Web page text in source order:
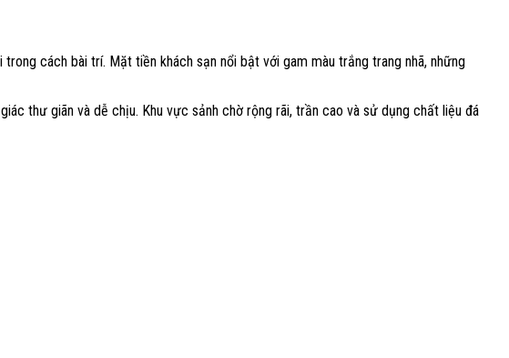
cách bài trí. Mặt tiền khách sạn nổi bật với gam màu trắng trang nhã, những
thư giãn và dễ chịu. Khu vực sảnh chờ rộng rãi, trần cao và sử dụng chất liệu đá